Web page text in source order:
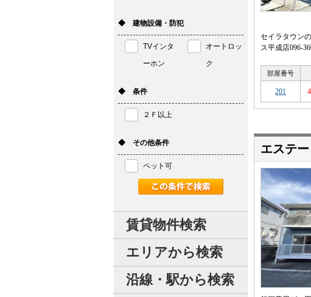
セイラタウン
ス平成店096-
部屋番号
201
エステ
◆ 建物設備・防犯
TVインタ
ーホン
オートロッ
ク
◆ 条件
２Ｆ以上
◆ その他条件
ペット可
賃貸物件検索
エリアから検索
沿線・駅から検索